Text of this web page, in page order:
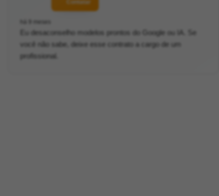
Contatar
há 9 meses
Eu desaconselho modelos prontos do Google ou IA. Se
você não sabe, deixe esse contrato a cargo de um
profissional.